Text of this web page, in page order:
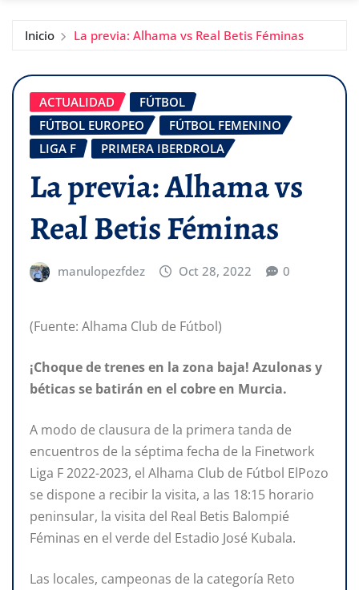
Inicio La previa: Alhama vs Real Betis Féminas
ACTUALIDAD
FÚTBOL
FÚTBOL EUROPEO
FÚTBOL FEMENINO
LIGA F
PRIMERA IBERDROLA
La previa: Alhama vs
Real Betis Féminas
manulopezfdez Oct 28, 2022 0
(Fuente: Alhama Club de Fútbol)
¡Choque de trenes en la zona baja! Azulonas y
béticas se batirán en el cobre en Murcia.
A modo de clausura de la primera tanda de
encuentros de la séptima fecha de la Finetwork
Liga F 2022-2023, el Alhama Club de Fútbol ElPozo
se dispone a recibir la visita, a las 18:15 horario
peninsular, la visita del Real Betis Balompié
Féminas en el verde del Estadio José Kubala.
Las locales, campeonas de la categoría Reto